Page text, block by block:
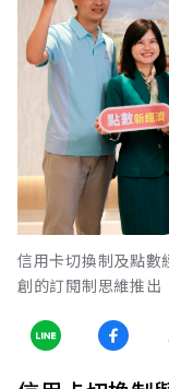
信用卡切換制及點數
創的訂閱制思維推出